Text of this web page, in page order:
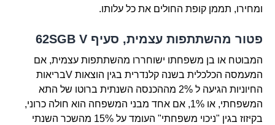
ומחירו, תממן קופת החולים את כל עלותו.
פטור מהשתתפות עצמית, סעיף 62SGB V
המבוטח או בן משפחתו ישוחררו מהשתתפות עצמית, אם
המעמסה הכלכלית בשנה קלנדרית בגין הוצאות Vבריאות
החיוניות הגיעה ל 2% מההכנסה השנתית ברוטו של התא
המשפחתי, או 1%, אם אחד מבני המשפחה הוא חולה כרוני,
בקיזוז בגין "ניכוי משפחתי" העומד על 15% מהשכר השנתי